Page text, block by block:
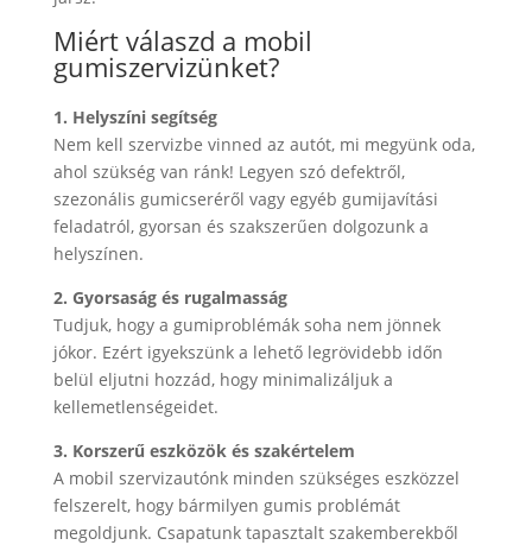
Miért válaszd a mobil
gumiszervizünket?
1. Helyszíni segítség
Nem kell szervizbe vinned az autót, mi megyünk oda,
ahol szükség van ránk! Legyen szó defektről,
szezonális gumicseréről vagy egyéb gumijavítási
feladatról, gyorsan és szakszerűen dolgozunk a
helyszínen.
2. Gyorsaság és rugalmasság
Tudjuk, hogy a gumiproblémák soha nem jönnek
jókor. Ezért igyekszünk a lehető legrövidebb időn
belül eljutni hozzád, hogy minimalizáljuk a
kellemetlenségeidet.
3. Korszerű eszközök és szakértelem
A mobil szervizautónk minden szükséges eszközzel
felszerelt, hogy bármilyen gumis problémát
megoldjunk. Csapatunk tapasztalt szakemberekből